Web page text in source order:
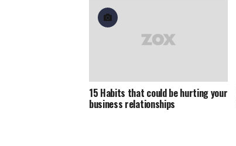
15 Habits that could be hurting your
business relationships